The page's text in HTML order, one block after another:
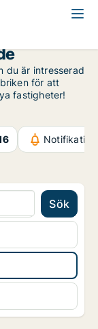
du är intresserad
för att
fastigheter!
Sök